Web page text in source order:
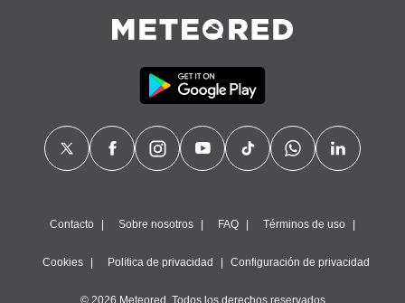
Contacto Sobre nosotros FAQ Términos de uso
Cookies Política de privacidad Configuración de privacidad
© 2026 Meteored. Todos los derechos reservados